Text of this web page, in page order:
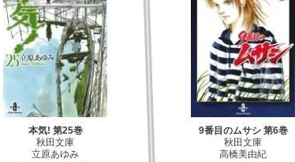
本気! 第25巻
秋田文庫
立原あゆみ
9番目のムサシ 第6巻
秋田文庫
高橋美由紀